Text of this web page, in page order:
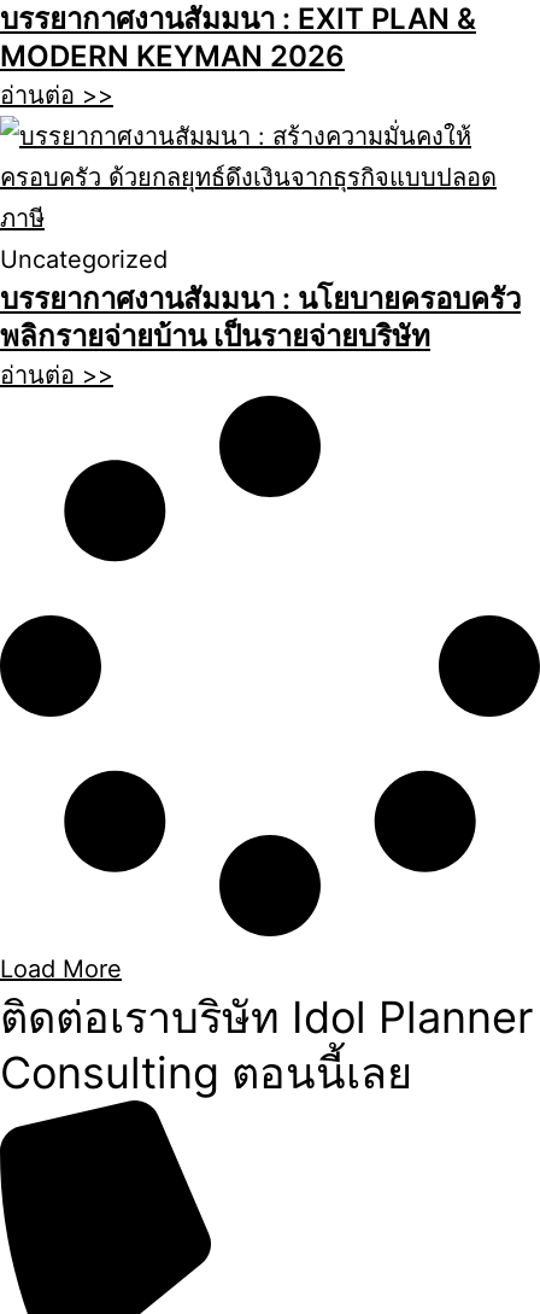
บรรยากาศงานสัมมนา : EXIT PLAN &
MODERN KEYMAN 2026
อ่านต่อ >>
Uncategorized
บรรยากาศงานสัมมนา : นโยบายครอบครัว
พลิกรายจ่ายบ้าน เป็นรายจ่ายบริษัท
อ่านต่อ >>
Load More
ติดต่อเราบริษัท Idol Planner
Consulting ตอนนี้เลย